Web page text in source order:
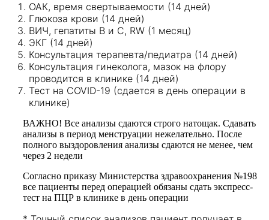
ОАК, время свертываемости (14 дней)
Глюкоза крови (14 дней)
ВИЧ, гепатиты В и С, RW (1 месяц)
ЭКГ (14 дней)
Консультация терапевта/педиатра (14 дней)
Консультация гинеколога, мазок на флору
проводится в клинике (14 дней)
Тест на COVID-19 (сдается в день операции в
клинике)
ВАЖНО! Все анализы сдаются строго натощак. Сдавать
анализы в период менструации нежелательно. После
полного выздоровления анализы сдаются не менее, чем
через 2 недели
Согласно приказу Министерства здравоохранения №198
все пациенты перед операцией обязаны сдать экспресс-
тест на ПЦР в клинике в день операции